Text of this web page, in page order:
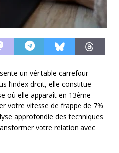
un véritable carrefour
l’index droit, elle constitue
où elle apparaît en 13ème
votre vitesse de frappe de 7%
approfondie des techniques
votre relation avec